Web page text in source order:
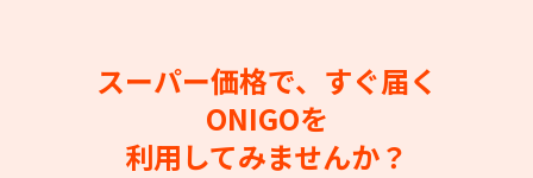
スーパー価格で、すぐ届く
ONIGOを
利用してみませんか？